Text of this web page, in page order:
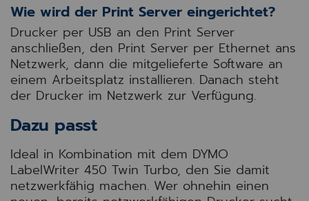
Wie wird der Print Server eingerichtet?
Drucker per USB an den Print Server
anschließen, den Print Server per Ethernet ans
Netzwerk, dann die mitgelieferte Software an
einem Arbeitsplatz installieren. Danach steht
der Drucker im Netzwerk zur Verfügung.
Dazu passt
Ideal in Kombination mit dem DYMO
LabelWriter 450 Twin Turbo, den Sie damit
netzwerkfähig machen. Wer ohnehin einen